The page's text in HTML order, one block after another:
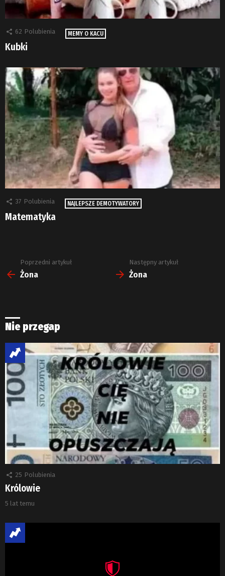
62 Polubienia MEMY O KACU
Kubki
37 Polubienia NAJLEPSZE DEMOTYWATORY
Matematyka
Zobacz
więcej
Poprzedni artykuł
Żona
Następny artykuł
Żona
Nie przegap
25 Polubienia
Królowie
5 lat temu